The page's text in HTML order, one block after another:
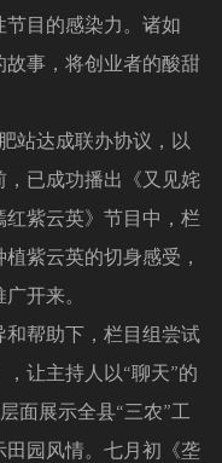
目的感染力。诸如
故事，将创业者的酸甜
站达成联办协议，以
已成功播出《又见姹
紫云英》节目中，栏
紫云英的切身感受，
开来。
帮助下，栏目组尝试
让主持人以“聊天”的
面展示全县“三农”工
园风情。七月初《垄